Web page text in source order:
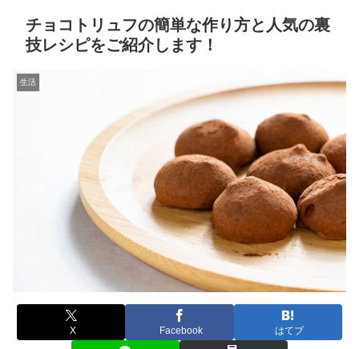
チョコトリュフの簡単な作り方と人気の裏
技レシピをご紹介します！
生活
X Facebook はてブ